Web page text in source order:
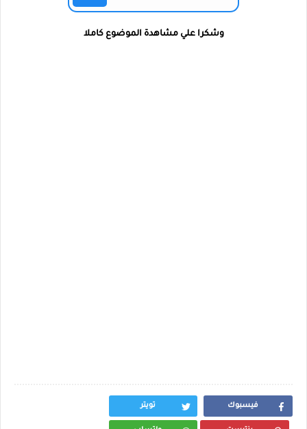
وشكرا علي مشاهدة الموضوع كاملا
فيسبوك تويتر